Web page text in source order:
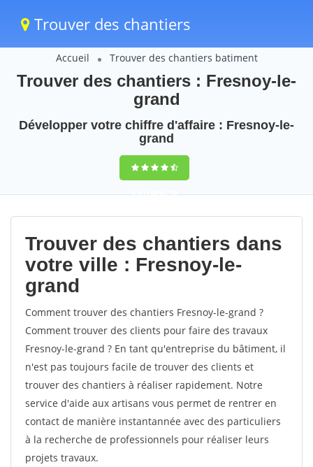
Trouver des chantiers
Accueil Trouver des chantiers batiment
Trouver des chantiers : Fresnoy-le-
grand
Développer votre chiffre d'affaire : Fresnoy-le-
grand
9,5(100%)70
votes
Trouver des chantiers dans
votre ville : Fresnoy-le-
grand
Comment trouver des chantiers Fresnoy-le-grand ?
Comment trouver des clients pour faire des travaux
Fresnoy-le-grand ? En tant qu'entreprise du bâtiment, il
n'est pas toujours facile de trouver des clients et
trouver des chantiers à réaliser rapidement. Notre
service d'aide aux artisans vous permet de rentrer en
contact de manière instantannée avec des particuliers
à la recherche de professionnels pour réaliser leurs
projets travaux.